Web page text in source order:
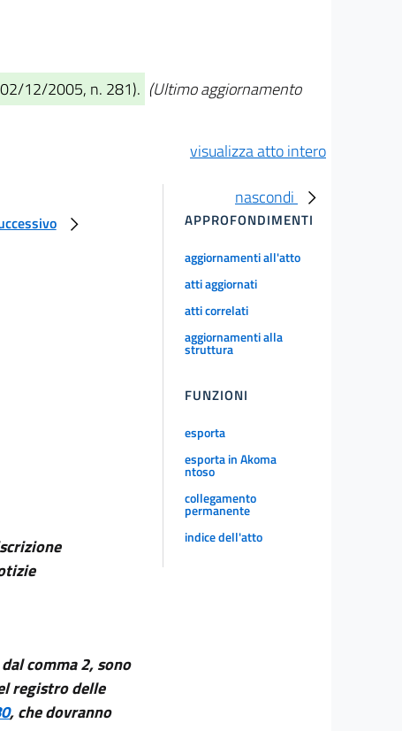
12/2005, n. 281). (Ultimo aggiornamento
visualizza atto intero
comma 2, sono
registro delle
, che dovranno
nascondi
APPROFONDIMENTI
aggiornamenti all'atto
atti aggiornati
atti correlati
aggiornamenti alla
struttura
FUNZIONI
esporta
esporta in Akoma
ntoso
collegamento
permanente
indice dell'atto